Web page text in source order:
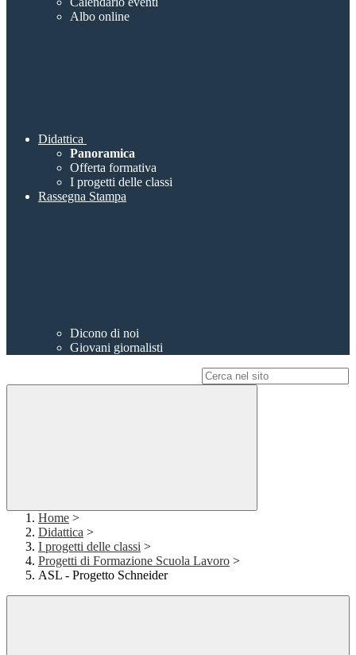
Albo online
Didattica
Panoramica
Offerta formativa
I progetti delle classi
Rassegna Stampa
Dicono di noi
Giovani giornalisti
Home >
Didattica >
I progetti delle classi >
Progetti di Formazione Scuola Lavoro >
ASL - Progetto Schneider